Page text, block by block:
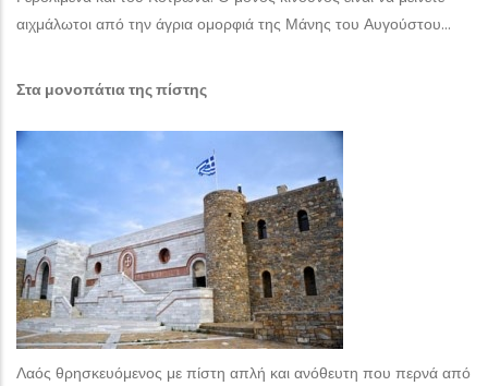
αιχμάλωτοι από την άγρια ομορφιά της Μάνης του Αυγούστου…
Στα μονοπάτια της πίστης
Λαός θρησκευόμενος με πίστη απλή και ανόθευτη που περνά από